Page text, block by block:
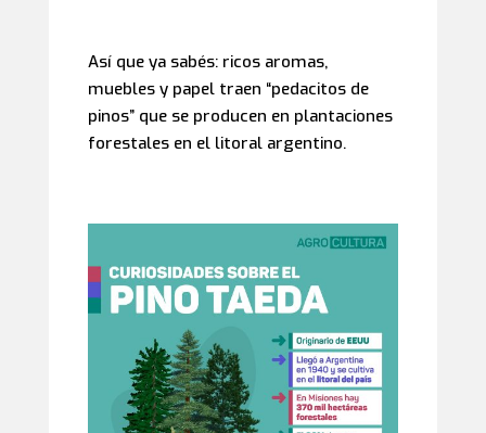
Así que ya sabés: ricos aromas,
muebles y papel traen “pedacitos de
pinos” que se producen en plantaciones
forestales en el litoral argentino.